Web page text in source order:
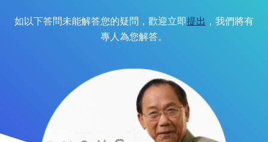
如以下答問未能解答您的疑問，歡迎立即提出 ，我們將有
專人為您解答。